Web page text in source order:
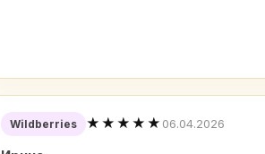
Wildberries ★★★★★ 06.04.2026